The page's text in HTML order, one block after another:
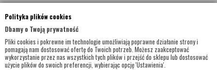
Polityka plików cookies
Dbamy o Twoją prywatność
Pliki cookies i pokrewne im technologie umożliwiają poprawne działanie strony i
pomagają nam dostosować ofertę do Twoich potrzeb. Możesz zaakceptować
wykorzystanie przez nas wszystkich tych plików i przejść do sklepu lub dostosować
użycie plików do swoich preferencji, wybierając opcję 'Ustawienia'.
INFORMACJE KONTAKTOWE